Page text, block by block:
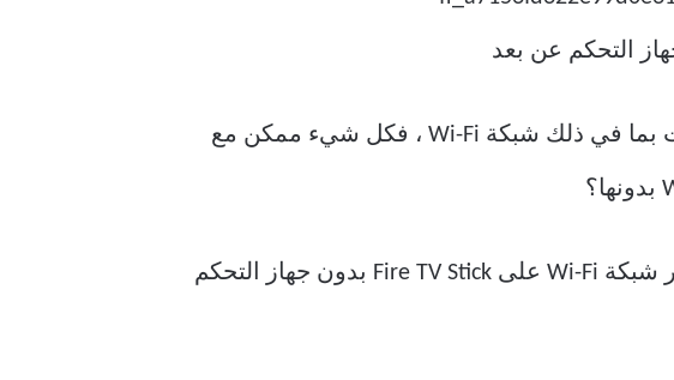
سواء كنت تريد التنقل في Fire TV Stick أو تشغيل مقطع فيديو أو تغيير الإعدادات بما في ذلك شبكة Wi-Fi ، فكل شيء ممكن مع
هل تواجه وضعا مماثلا؟ لا تقلق نحن هنا للمساعدة. سنخبرك ببعض الطرق لتغيير شبكة Wi-Fi على Fire TV Stick بدون جهاز التحكم